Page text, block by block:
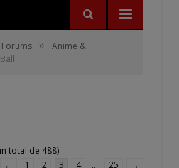
Forums »
Anime &
total de 488)
←
1 2 3 4 … 25 →